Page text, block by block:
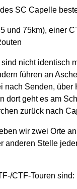
SC Capelle
und 75km), einer
nicht identisch
führen an
nach Senden, über
dort geht es am
zurück nach
wir zwei Orte
anderen Stelle
CTF-Touren sind: